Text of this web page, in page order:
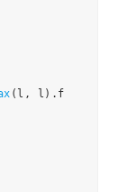
( l , l ). f